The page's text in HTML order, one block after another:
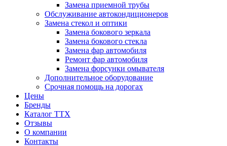
Замена приемной трубы
Обслуживание автокондиционеров
Замена стекол и оптики
Замена бокового зеркала
Замена бокового стекла
Замена фар автомобиля
Ремонт фар автомобиля
Замена форсунки омывателя
Дополнительное оборудование
Срочная помощь на дорогах
Цены
Бренды
Каталог ТТХ
Отзывы
О компании
Контакты